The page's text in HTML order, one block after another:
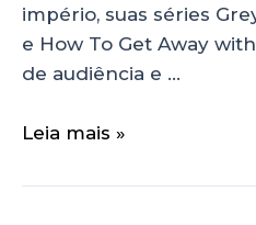
império, suas séries
e How To Get Away
de audiência e …
Leia mais »